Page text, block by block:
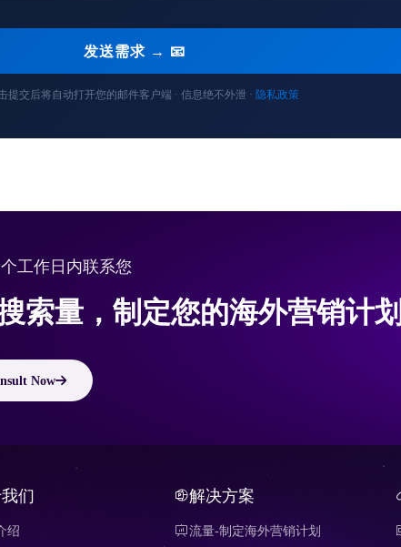
发送需求 → 📧
提交后将自动打开您的邮件客户端 · 信息绝不外泄 · 隐私政策
工作日内联系您
索量，制定您的海外营销计划
Now
们
绍
解决方案
流量-制定海外营销计划